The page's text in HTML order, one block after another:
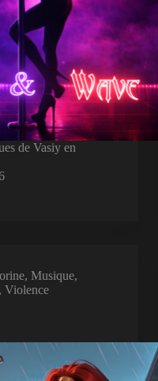
de Vasiy en
,Musique,
Violence